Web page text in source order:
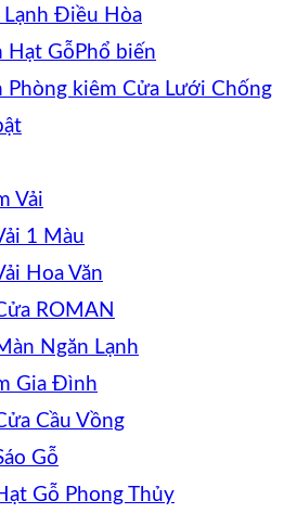
Lạnh Điều Hòa
Hạt Gỗ
Phòng kiêm Cửa Lưới Chống
Vải
1 Màu
Hoa Văn
ROMAN
Ngăn Lạnh
Gia Đình
Cầu Vồng
Gỗ
Gỗ Phong Thủy